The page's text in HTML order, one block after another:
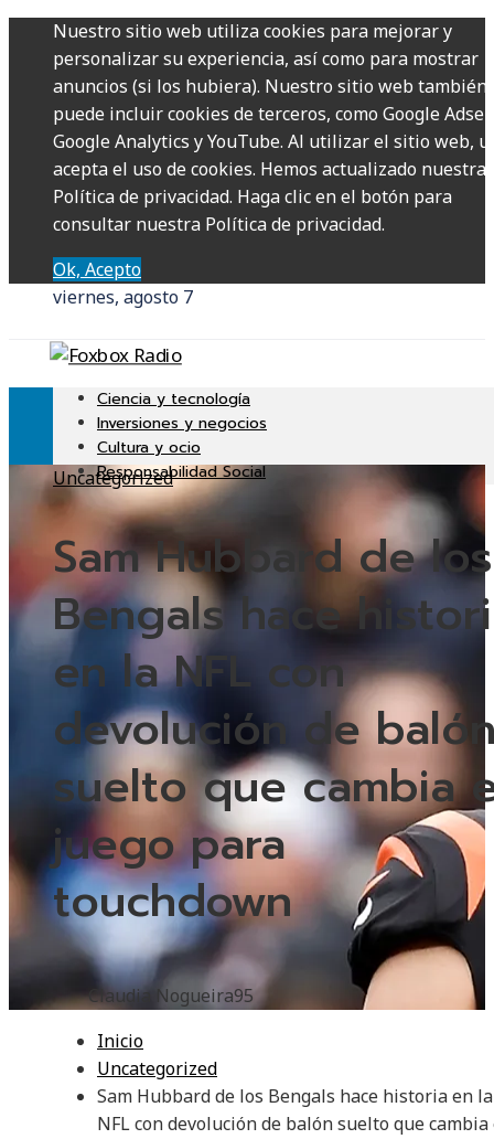
Nuestro sitio web utiliza cookies para mejorar y
personalizar su experiencia, así como para mostrar
anuncios (si los hubiera). Nuestro sitio web también
puede incluir cookies de terceros, como Google
Google Analytics y YouTube. Al utilizar el sitio web,
acepta el uso de cookies. Hemos actualizado nuestra
Política de privacidad. Haga clic en el botón para
consultar nuestra Política de privacidad.
Ok, Acepto
viernes, agosto 7
Ciencia y tecnología
Inversiones y negocios
Cultura y ocio
Responsabilidad Social
Uncategorized
Sam Hubbard de los
Bengals hace
en la NFL con
devolución de
suelto que cambia
juego para
touchdown
Claudia Nogueira95
Inicio
Uncategorized
Sam Hubbard de los Bengals hace historia en la
NFL con devolución de balón suelto que cambia